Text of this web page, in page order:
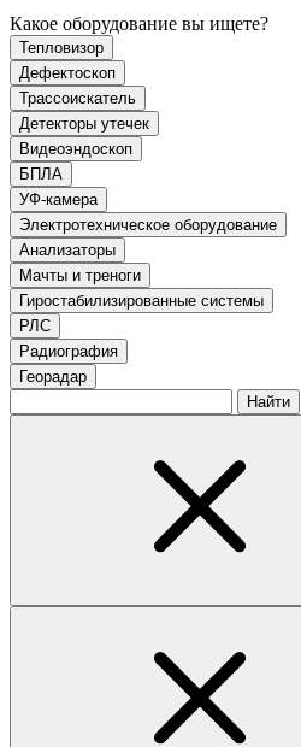
Какое оборудование вы ищете?
Тепловизор
Дефектоскоп
Трассоискатель
Детекторы утечек
Видеоэндоскоп
БПЛА
УФ-камера
Электротехническое оборудование
Анализаторы
Мачты и треноги
Гиростабилизированные системы
РЛС
Радиография
Георадар
Найти